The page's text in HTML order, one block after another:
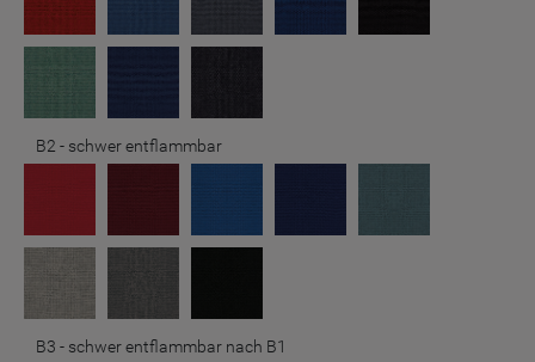
B2 - schwer entflammbar
B3 - schwer entflammbar nach B1